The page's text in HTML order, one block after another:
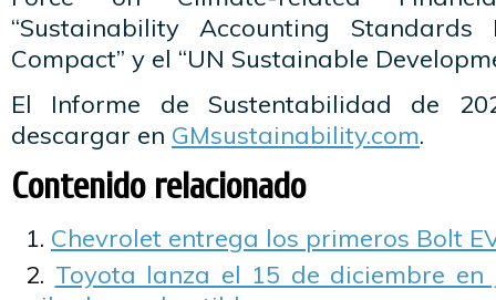
“Sustainability Accounting Standards
Compact” y el “UN Sustainable
El Informe de Sustentabilidad de
descargar en GMsustainability.com.
Contenido relacionado
Chevrolet entrega los primeros Bolt
Toyota lanza el 15 de diciembre en